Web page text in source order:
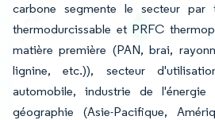
carbone segmente le secteur
thermodurcissable et PRFC
matière première (PAN, brai,
lignine, etc.)), secteur
automobile, industrie de
géographie (Asie-Pacifique,